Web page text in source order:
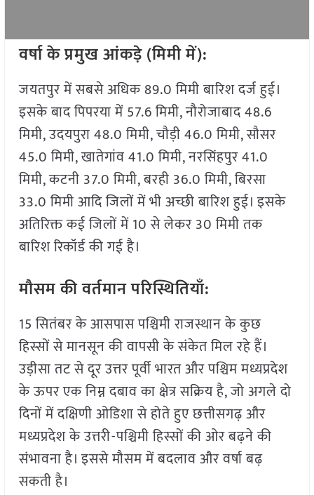
वर्षा के प्रमुख आंकड़े (मिमी में):
जयतपुर में सबसे अधिक 89.0 मिमी बारिश दर्ज हुई।
इसके बाद पिपरया में 57.6 मिमी, नौरोजाबाद 48.6
मिमी, उदयपुरा 48.0 मिमी, चौड़ी 46.0 मिमी, सौसर
45.0 मिमी, खातेगांव 41.0 मिमी, नरसिंहपुर 41.0
मिमी, कटनी 37.0 मिमी, बरही 36.0 मिमी, बिरसा
33.0 मिमी आदि जिलों में भी अच्छी बारिश हुई। इसके
अतिरिक्त कई जिलों में 10 से लेकर 30 मिमी तक
बारिश रिकॉर्ड की गई है।
मौसम की वर्तमान परिस्थितियाँ:
15 सितंबर के आसपास पश्चिमी राजस्थान के कुछ
हिस्सों से मानसून की वापसी के संकेत मिल रहे हैं।
उड़ीसा तट से दूर उत्तर पूर्वी भारत और पश्चिम मध्यप्रदेश
के ऊपर एक निम्न दबाव का क्षेत्र सक्रिय है, जो अगले दो
दिनों में दक्षिणी ओडिशा से होते हुए छत्तीसगढ़ और
मध्यप्रदेश के उत्तरी-पश्चिमी हिस्सों की ओर बढ़ने की
संभावना है। इससे मौसम में बदलाव और वर्षा बढ़
सकती है।